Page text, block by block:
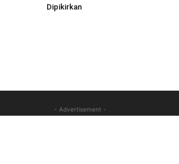
Dipikirkan
- Advertisement -